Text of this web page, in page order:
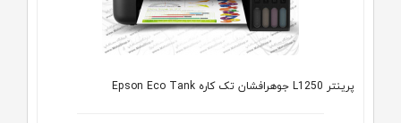
پرینتر L1250 جوهرافشان تک کاره Epson Eco Tank